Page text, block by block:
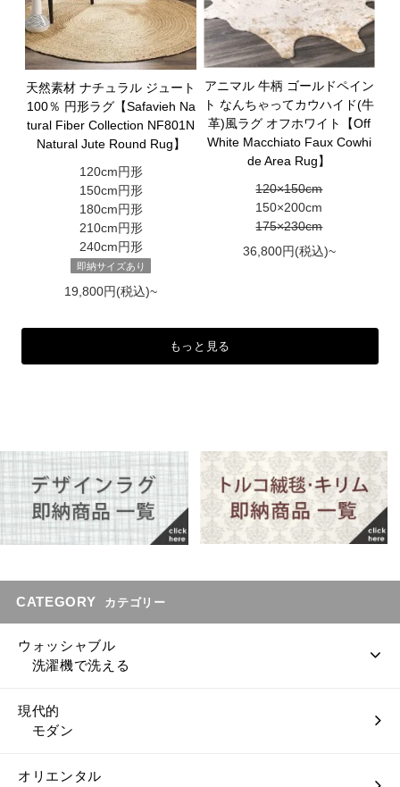
天然素材 ナチュラル ジュート
100％ 円形ラグ【Safavieh Na
tural Fiber Collection NF801N
Natural Jute Round Rug】
120cm円形
150cm円形
180cm円形
210cm円形
240cm円形
即納サイズあり
19,800円(税込)~
アニマル 牛柄 ゴールドペイン
ト なんちゃってカウハイド(牛
革)風ラグ オフホワイト【Off
White Macchiato Faux Cowhi
de Area Rug】
120×150cm
150×200cm
175×230cm
36,800円(税込)~
もっと見る
CATEGORY カテゴリー
ウォッシャブル
洗濯機で洗える
現代的
モダン
オリエンタル